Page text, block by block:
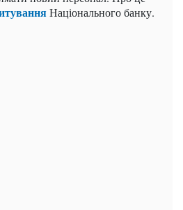
Національного банку.